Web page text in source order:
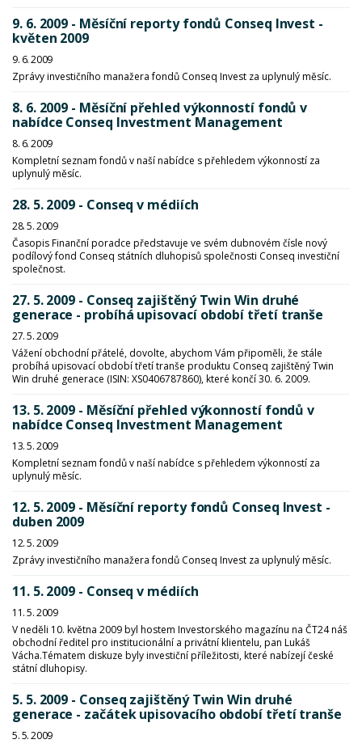
9. 6. 2009 - Měsíční reporty fondů Conseq Invest -
květen 2009
9. 6. 2009
Zprávy investičního manažera fondů Conseq Invest za uplynulý měsíc.
8. 6. 2009 - Měsíční přehled výkonností fondů v
nabídce Conseq Investment Management
8. 6. 2009
Kompletní seznam fondů v naší nabídce s přehledem výkonností za
uplynulý měsíc.
28. 5. 2009 - Conseq v médiích
28. 5. 2009
Časopis Finanční poradce představuje ve svém dubnovém čísle nový
podílový fond Conseq státních dluhopisů společnosti Conseq investiční
společnost.
27. 5. 2009 - Conseq zajištěný Twin Win druhé
generace - probíhá upisovací období třetí tranše
27. 5. 2009
Vážení obchodní přátelé, dovolte, abychom Vám připoměli, že stále
probíhá upisovací období třetí tranše produktu Conseq zajištěný Twin
Win druhé generace (ISIN: XS0406787860), které končí 30. 6. 2009.
13. 5. 2009 - Měsíční přehled výkonností fondů v
nabídce Conseq Investment Management
13. 5. 2009
Kompletní seznam fondů v naší nabídce s přehledem výkonností za
uplynulý měsíc.
12. 5. 2009 - Měsíční reporty fondů Conseq Invest -
duben 2009
12. 5. 2009
Zprávy investičního manažera fondů Conseq Invest za uplynulý měsíc.
11. 5. 2009 - Conseq v médiích
11. 5. 2009
V neděli 10. května 2009 byl hostem Investorského magazínu na ČT24 náš
obchodní ředitel pro institucionální a privátní klientelu, pan Lukáš
Vácha.Tématem diskuze byly investiční příležitosti, které nabízejí české
státní dluhopisy.
5. 5. 2009 - Conseq zajištěný Twin Win druhé
generace - začátek upisovacího období třetí tranše
5. 5. 2009